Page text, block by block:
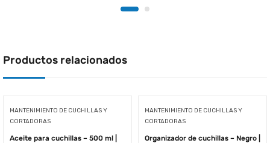
Productos relacionados
MANTENIMIENTO DE CUCHILLAS Y
CORTADORAS
Aceite para cuchillas – 500 ml |
MANTENIMIENTO DE CUCHILLAS Y
CORTADORAS
Organizador de cuchillas – Negro |